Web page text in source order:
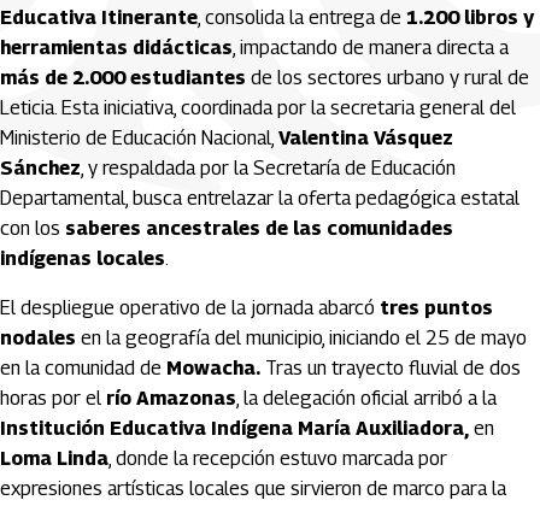
Educativa Itinerante, consolida la entrega de 1.200 libros y
herramientas didácticas, impactando de manera directa a
más de 2.000 estudiantes de los sectores urbano y rural de
Leticia. Esta iniciativa, coordinada por la secretaria general del
Ministerio de Educación Nacional, Valentina Vásquez
Sánchez, y respaldada por la Secretaría de Educación
Departamental, busca entrelazar la oferta pedagógica estatal
con los saberes ancestrales de las comunidades
indígenas locales.
El despliegue operativo de la jornada abarcó tres puntos
nodales en la geografía del municipio, iniciando el 25 de mayo
en la comunidad de Mowacha. Tras un trayecto fluvial de dos
horas por el río Amazonas, la delegación oficial arribó a la
Institución Educativa Indígena María Auxiliadora, en
Loma Linda, donde la recepción estuvo marcada por
expresiones artísticas locales que sirvieron de marco para la